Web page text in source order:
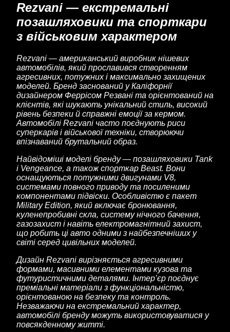
Rezvani — екстремальні
позашляховики та спорткари
з військовим характером
Rezvani — американський виробник нішевих
автомобілів, який прославився створенням
агресивних, потужних і максимально захищених
моделей. Бренд заснований у Каліфорнії
дизайнером Феррісом Резвані та орієнтований на
клієнтів, які шукають унікальний стиль, високий
рівень безпеки й справжні емоції за кермом.
Автомобілі Rezvani часто поєднують риси
суперкарів і військової техніки, створюючи
впізнаваний брутальний образ.
Найвідоміші моделі бренду — позашляховики Tank
і Vengeance, а також спорткар Beast. Вони
оснащуються потужними двигунами V8,
системами повного приводу та посиленими
компонентами підвіски. Особливістю є пакет
Military Edition, який включає бронювання,
куленепробивні скла, систему нічного бачення,
газозахист і навіть електромагнітний захист,
що робить ці авто одними з найбезпечніших у
світі серед цивільних моделей.
Дизайн Rezvani вирізняється агресивними
формами, масивними елементами кузова та
футуристичними деталями. Інтер’єр поєднує
преміальні матеріали з функціональністю,
орієнтованою на безпеку та контроль.
Незважаючи на екстремальний характер,
автомобілі бренду можуть використовуватися у
повсякденному житті.